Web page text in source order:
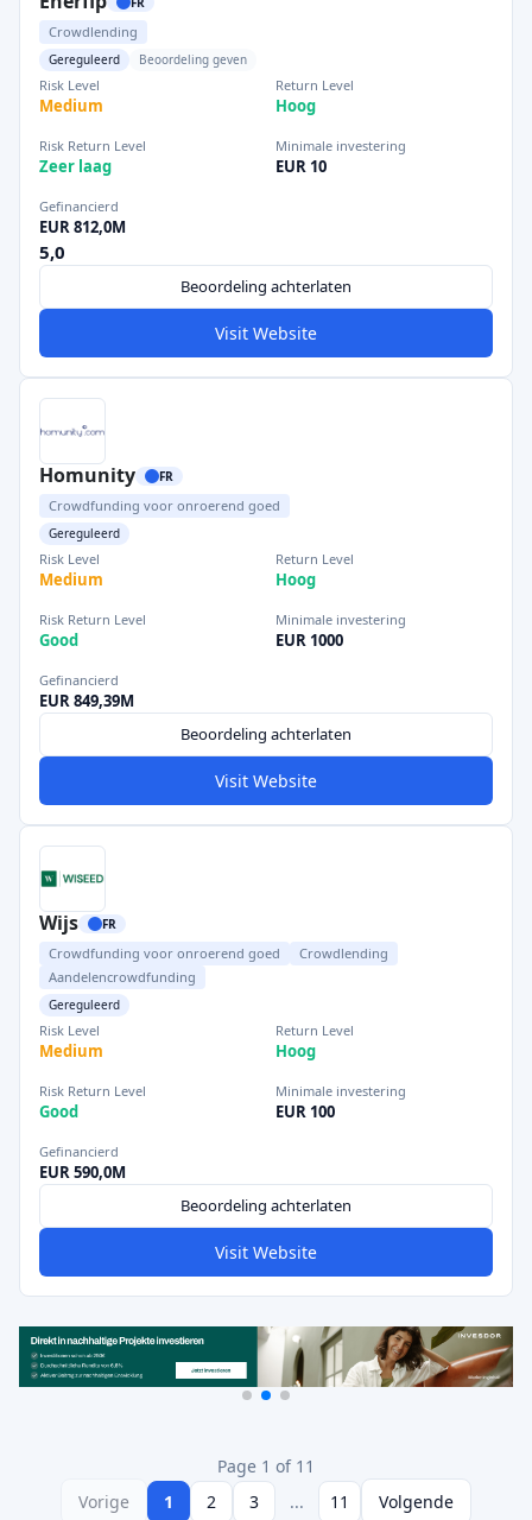
Crowdlending
Gereguleerd Beoordeling geven
Risk Level
Medium
Return Level
Hoog
Risk Return Level
Zeer laag
Minimale investering
EUR 10
Gefinancierd
EUR 812,0M
5,0
Beoordeling achterlaten
Visit Website
Homunity FR
Crowdfunding voor onroerend goed
Gereguleerd
Risk Level
Medium
Return Level
Hoog
Risk Return Level
Good
Minimale investering
EUR 1000
Gefinancierd
EUR 849,39M
Beoordeling achterlaten
Visit Website
Wijs FR
Crowdfunding voor onroerend goed
Crowdlending
Aandelencrowdfunding
Gereguleerd
Risk Level
Medium
Return Level
Hoog
Risk Return Level
Good
Minimale investering
EUR 100
Gefinancierd
EUR 590,0M
Beoordeling achterlaten
Visit Website
Page 1 of 11
Vorige
1 2 3 ... 11 Volgende